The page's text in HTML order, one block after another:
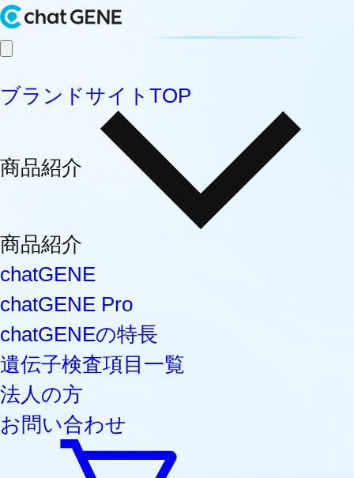
ブランドサイトTOP
商品紹介
商品紹介
chatGENE
chatGENE Pro
chatGENEの特長
遺伝子検査項目一覧
法人の方
お問い合わせ